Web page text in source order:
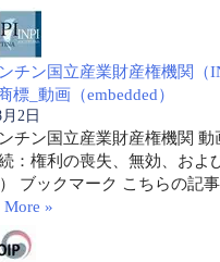
チン国立産業財産権機関（
標_動画（embedded）
2日
チン国立産業財産権機関 動
：権利の喪失、無効、およ
ブックマーク こちらの記
More »